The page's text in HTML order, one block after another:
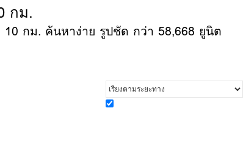
กม.
กม. ค้นหาง่าย รูปชัด กว่า 58,668 ยูนิต